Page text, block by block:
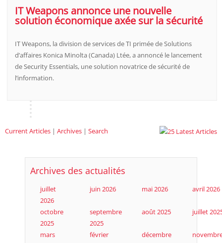
IT Weapons annonce une nouvelle
solution économique axée sur la sécurité
IT Weapons, la division de services de TI primée de Solutions
d’affaires Konica Minolta (Canada) Ltée, a annoncé le lancement
de Security Essentials, une solution novatrice de sécurité de
l’information.
Current Articles | Archives | Search
Archives des actualités
juillet
2026
juin 2026 mai 2026 avril 2026
octobre
2025
septembre
2025
août 2025 juillet
mars
février
décembre